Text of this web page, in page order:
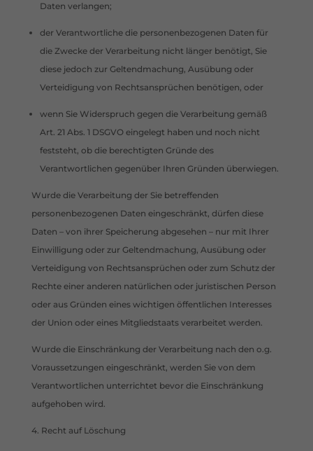
Daten verlangen;
der Verantwortliche die personenbezogenen Daten für
die Zwecke der Verarbeitung nicht länger benötigt, Sie
diese jedoch zur Geltendmachung, Ausübung oder
Verteidigung von Rechtsansprüchen benötigen, oder
wenn Sie Widerspruch gegen die Verarbeitung gemäß
Art. 21 Abs. 1 DSGVO eingelegt haben und noch nicht
feststeht, ob die berechtigten Gründe des
Verantwortlichen gegenüber Ihren Gründen überwiegen.
Wurde die Verarbeitung der Sie betreffenden
personenbezogenen Daten eingeschränkt, dürfen diese
Daten – von ihrer Speicherung abgesehen – nur mit Ihrer
Einwilligung oder zur Geltendmachung, Ausübung oder
Verteidigung von Rechtsansprüchen oder zum Schutz der
Rechte einer anderen natürlichen oder juristischen Person
oder aus Gründen eines wichtigen öffentlichen Interesses
der Union oder eines Mitgliedstaats verarbeitet werden.
Wurde die Einschränkung der Verarbeitung nach den o.g.
Voraussetzungen eingeschränkt, werden Sie von dem
Verantwortlichen unterrichtet bevor die Einschränkung
aufgehoben wird.
4. Recht auf Löschung